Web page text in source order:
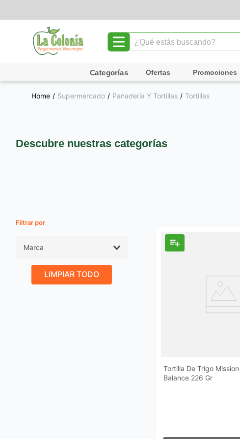
¿Qué estás buscando?
TÉRMINOS MÁS BUSCADOS
1.
leche
2.
chocolate
9.
Ofertas Promociones
Supermercado Panadería Y Tortillas Tortillas
Descubre nuestras categorías
Marca
Mission
Bimbo
LIMPIAR TODO
Tortilla De Trigo
Balance 226 Gr